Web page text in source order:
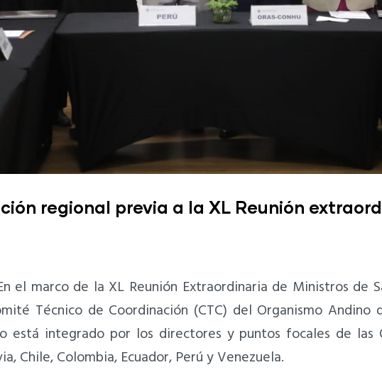
regional previa a la XL Reunión
el marco de la XL Reunión Extraordinaria de Ministros de
Técnico de Coordinación (CTC) del Organismo Andino
está integrado por los directores y puntos focales de las
Chile, Colombia, Ecuador, Perú y Venezuela.